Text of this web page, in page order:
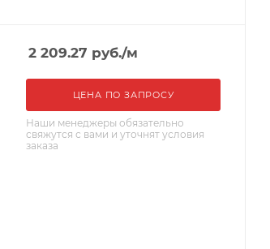
2 209.27 руб./м
ЦЕНА ПО ЗАПРОСУ
Наши менеджеры обязательно
свяжутся с вами и уточнят условия
заказа